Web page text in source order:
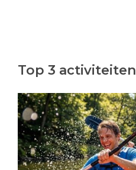
Top 3 activiteiten